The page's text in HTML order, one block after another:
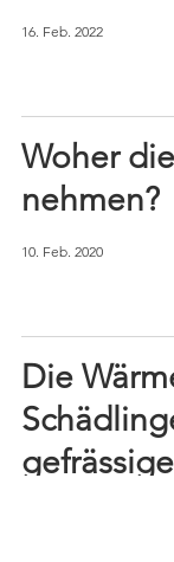
16. Feb. 2022
Woher
nehmen?
10. Feb. 2020
Die